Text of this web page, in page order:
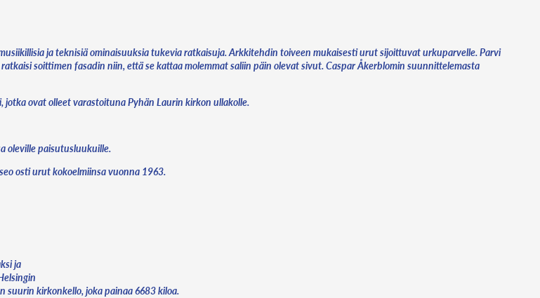
ja teknisiä ominaisuuksia tukevia ratkaisuja. Arkkitehdin toiveen mukaisesti urut sijoittuvat urkuparvelle. Parvi
soittimen fasadin niin, että se kattaa molemmat saliin päin olevat sivut. Caspar Åkerblomin suunnittelemasta
ovat olleet varastoituna Pyhän Laurin kirkon ullakolle.
oleville paisutusluukuille.
osti urut kokoelmiinsa vuonna 1963.
ja
suurin kirkonkello, joka painaa 6683 kiloa.